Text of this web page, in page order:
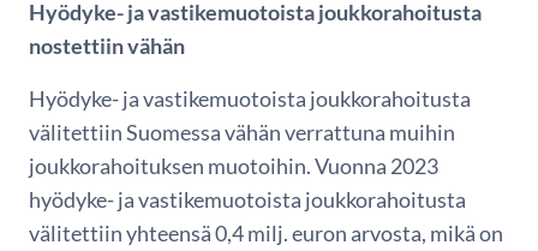
Hyödyke- ja vastikemuotoista joukkorahoitusta
nostettiin vähän
Hyödyke- ja vastikemuotoista joukkorahoitusta
välitettiin Suomessa vähän verrattuna muihin
joukkorahoituksen muotoihin. Vuonna 2023
hyödyke- ja vastikemuotoista joukkorahoitusta
välitettiin yhteensä 0,4 milj. euron arvosta, mikä on